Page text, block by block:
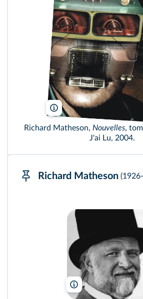
J'ai lu
Richard Matheson, Nouvelles,
J'ai Lu, 2004.
Richard Matheson
Everett Collection/